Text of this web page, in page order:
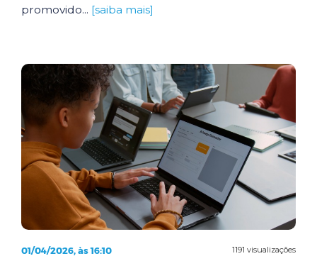
promovido... [saiba mais]
1191 visualizações
01/04/2026, às 16:10